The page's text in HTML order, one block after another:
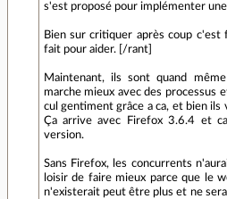
s'est proposé pour implémenter
Bien sur critiquer après coup
fait pour aider. [/rant]
Maintenant, ils sont quand
marche mieux avec des processus
cul gentiment grâce a ca, et bien ils
Ça arrive avec Firefox 3.6.4 et
version.
Sans Firefox, les concurrents
loisir de faire mieux parce que le
n'existerait peut être plus et ne